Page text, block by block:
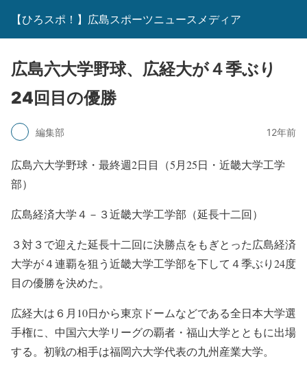
【ひろスポ！】広島スポーツニュースメディア
広島六大学野球、広経大が４季ぶり
24回目の優勝
編集部 12年前
広島六大学野球・最終週2日目（5月25日・近畿大学工学
部）
広島経済大学４－３近畿大学工学部（延長十二回）
３対３で迎えた延長十二回に決勝点をもぎとった広島経済
大学が４連覇を狙う近畿大学工学部を下して４季ぶり24度
目の優勝を決めた。
広経大は６月10日から東京ドームなどである全日本大学選
手権に、中国六大学リーグの覇者・福山大学とともに出場
する。初戦の相手は福岡六大学代表の九州産業大学。